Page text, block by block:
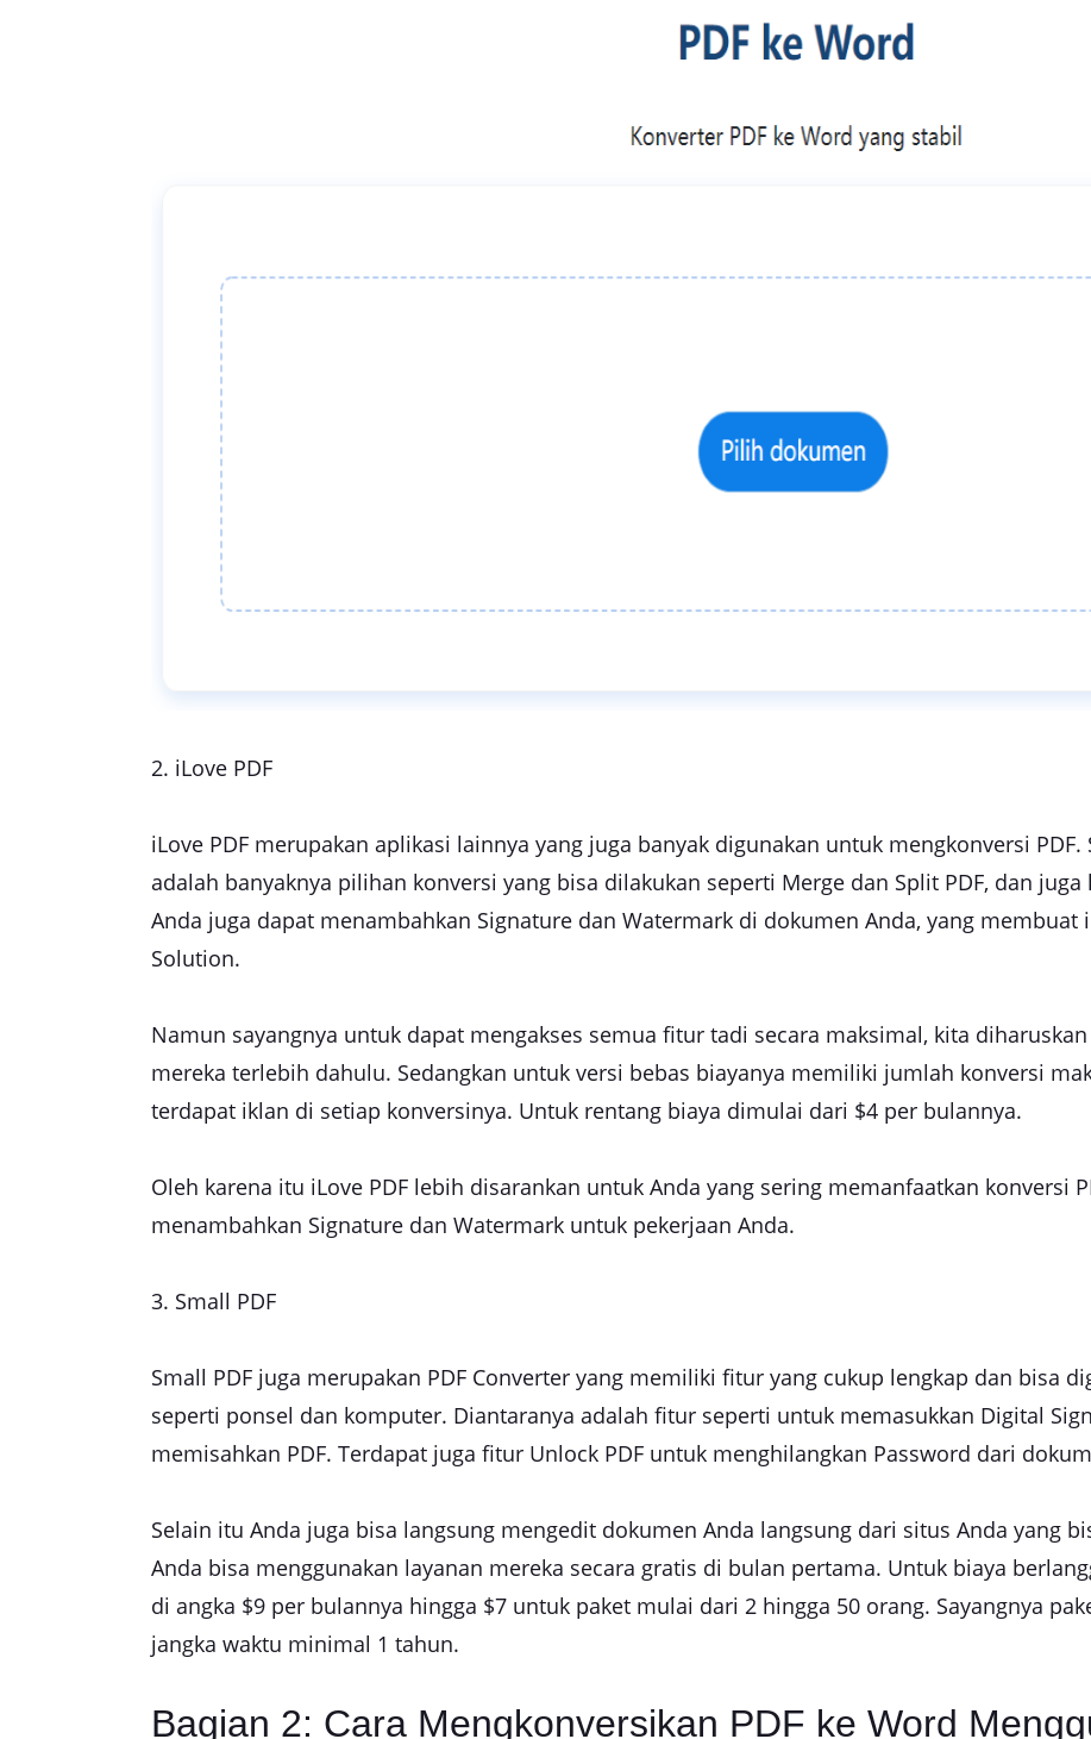
2. iLove PDF
iLove PDF merupakan aplikasi lainnya yang juga banyak digunakan untuk mengkonversi
adalah banyaknya pilihan konversi yang bisa dilakukan seperti Merge dan Split PDF, dan juga
Anda juga dapat menambahkan Signature dan Watermark di dokumen Anda, yang membuat
Solution.
Namun sayangnya untuk dapat mengakses semua fitur tadi secara maksimal, kita
mereka terlebih dahulu. Sedangkan untuk versi bebas biayanya memiliki jumlah konversi
terdapat iklan di setiap konversinya. Untuk rentang biaya dimulai dari $4 per bulannya.
Oleh karena itu iLove PDF lebih disarankan untuk Anda yang sering memanfaatkan konversi
menambahkan Signature dan Watermark untuk pekerjaan Anda.
3. Small PDF
Small PDF juga merupakan PDF Converter yang memiliki fitur yang cukup lengkap dan bisa
seperti ponsel dan komputer. Diantaranya adalah fitur seperti untuk memasukkan Digital
memisahkan PDF. Terdapat juga fitur Unlock PDF untuk menghilangkan Password dari
Selain itu Anda juga bisa langsung mengedit dokumen Anda langsung dari situs Anda yang
Anda bisa menggunakan layanan mereka secara gratis di bulan pertama. Untuk biaya
di angka $9 per bulannya hingga $7 untuk paket mulai dari 2 hingga 50 orang. Sayangnya
jangka waktu minimal 1 tahun.
Bagian 2: Cara Mengkonversikan PDF ke Word